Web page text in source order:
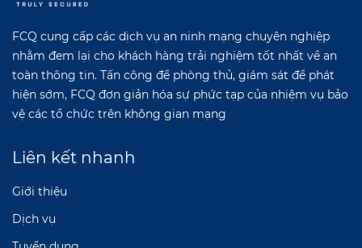
FCQ cung cấp các dịch vụ an ninh mạng chuyên nghiệp
nhằm đem lại cho khách hàng trải nghiệm tốt nhất về an
toàn thông tin. Tấn công để phòng thủ, giám sát để phát
hiện sớm, FCQ đơn giản hóa sự phức tạp của nhiệm vụ bảo
vệ các tổ chức trên không gian mạng
Liên kết nhanh
Giới thiệu
Dịch vụ